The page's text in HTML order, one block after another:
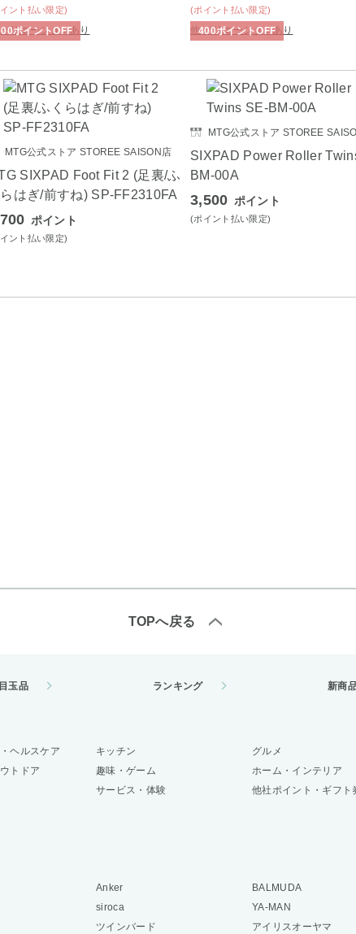
ント払い限定)
ポイントOFF
リエーションあり
(ポイント払い限定)
400ポイントOFF
他 バリエーションあり
MTG公式ストア STOREE SAISON店
SIXPAD Foot Fit 2 (足裏/ふ
らはぎ/前すね) SP-FF2310FA
ポイント
ント払い限定)
MTG公式ストア STOREE
SIXPAD Power Roller
BM-00A
3,500 ポイント
(ポイント払い限定)
TOPへ戻る
目玉品 ランキング 新商
ヘルスケア キッチン グルメ
トドア 趣味・ゲーム ホーム・インテリア
サービス・体験 他社ポイント・ギフト
Anker BALMUDA
siroca YA-MAN
ツインバード アイリスオーヤマ